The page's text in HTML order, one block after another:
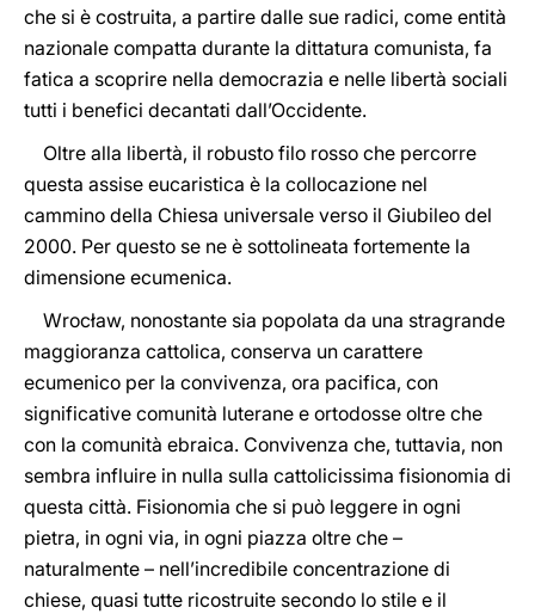
che si è costruita, a partire dalle sue radici, come entità
nazionale compatta durante la dittatura comunista, fa
fatica a scoprire nella democrazia e nelle libertà sociali
tutti i benefici decantati dall’Occidente.
Oltre alla libertà, il robusto filo rosso che percorre
questa assise eucaristica è la collocazione nel
cammino della Chiesa universale verso il Giubileo del
2000. Per questo se ne è sottolineata fortemente la
dimensione ecumenica.
Wrocław, nonostante sia popolata da una stragrande
maggioranza cattolica, conserva un carattere
ecumenico per la convivenza, ora pacifica, con
significative comunità luterane e ortodosse oltre che
con la comunità ebraica. Convivenza che, tuttavia, non
sembra influire in nulla sulla cattolicissima fisionomia di
questa città. Fisionomia che si può leggere in ogni
pietra, in ogni via, in ogni piazza oltre che –
naturalmente – nell’incredibile concentrazione di
chiese, quasi tutte ricostruite secondo lo stile e il